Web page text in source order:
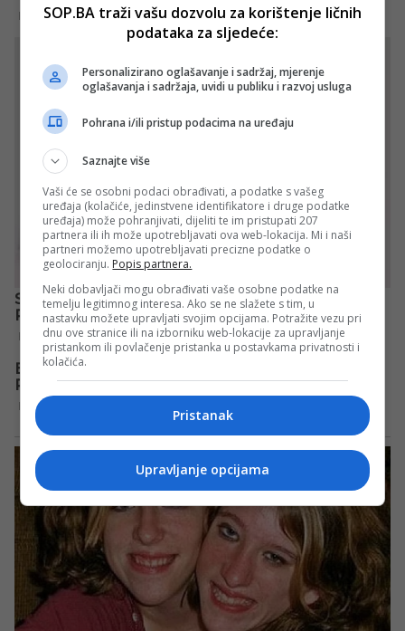
SOP.BA traži vašu dozvolu za korištenje ličnih
podataka za sljedeće:
Personalizirano oglašavanje i sadržaj, mjerenje
oglašavanja i sadržaja, uvidi u publiku i razvoj usluga
Pohrana i/ili pristup podacima na uređaju
Saznajte više
Vaši će se osobni podaci obrađivati, a podatke s vašeg
uređaja (kolačiće, jedinstvene identifikatore i druge podatke
uređaja) može pohranjivati, dijeliti te im pristupati 207
partnera ili ih može upotrebljavati ova web-lokacija. Mi i naši
partneri možemo upotrebljavati precizne podatke o
geolociranju. Popis partnera.
Neki dobavljači mogu obrađivati vaše osobne podatke na
temelju legitimnog interesa. Ako se ne slažete s tim, u
nastavku možete upravljati svojim opcijama. Potražite vezu pri
dnu ove stranice ili na izborniku web-lokacije za upravljanje
pristankom ili povlačenje pristanka u postavkama privatnosti i
kolačića.
Pristanak
Upravljanje opcijama